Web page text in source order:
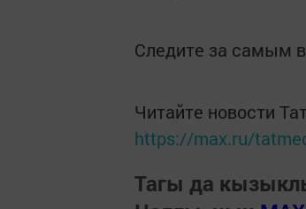
Следите за самым
Читайте новости
https://max.ru/
Тагы да